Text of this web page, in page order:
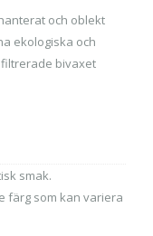
och oblekt
ekologiska och
filtrerade bivaxet
smak.
färg som kan variera